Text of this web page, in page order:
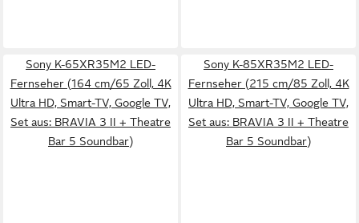
Sony K-65XR35M2 LED-
Fernseher (164 cm/65 Zoll, 4K
Ultra HD, Smart-TV, Google TV,
Set aus: BRAVIA 3 II + Theatre
Bar 5 Soundbar)
Sony K-85XR35M2 LED-
Fernseher (215 cm/85 Zoll, 4K
Ultra HD, Smart-TV, Google TV,
Set aus: BRAVIA 3 II + Theatre
Bar 5 Soundbar)